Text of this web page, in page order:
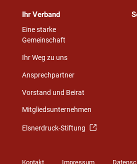
Ihr Verband
Eine starke
Gemeinschaft
Ihr Weg zu uns
Ansprechpartner
Vorstand und Beirat
Mitgliedsunternehmen
Elsnerdruck-Stiftung
Kontakt Impressum